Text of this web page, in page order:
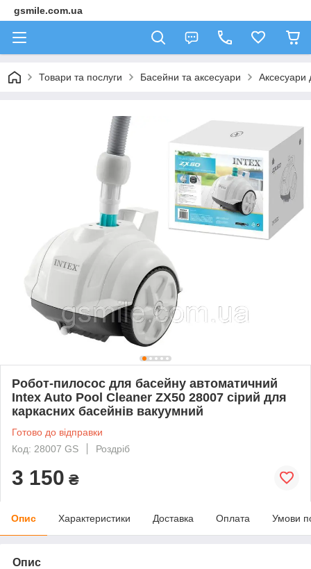
gsmile.com.ua
Товари та послуги Басейни та аксесуари Аксесуари
Робот-пилосос для басейну автоматичний
Intex Auto Pool Cleaner ZX50 28007 сірий для
каркасних басейнів вакуумний
Готово до відправки
Код: 28007 GS
Роздріб
3 150 ₴
Опис Характеристики Доставка Оплата Умови
Опис